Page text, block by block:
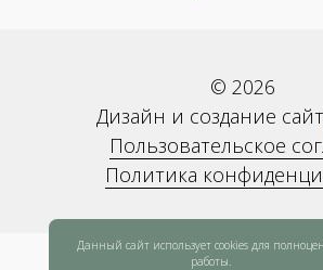
© 2026
Дизайн и создание
Пользовательское
Политика
Данный сайт использует cookies для
работы.